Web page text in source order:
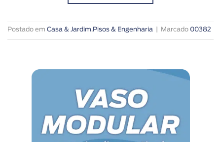
Postado em Casa & Jardim,Pisos & Engenharia Marcado 00382